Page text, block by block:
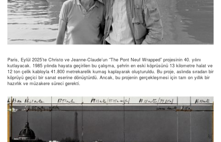
Paris, Eylül 2025’te Christo ve Jeanne-Claude’un “The Pont Neuf Wrapped” projesinin 40. yılını
kutlayacak. 1985 yılında hayata geçirilen bu çalışma, şehrin en eski köprüsünü 13 kilometre halat ve
12 ton çelik kabloyla 41.800 metrekarelik kumaş kaplayarak oluşturuldu. Bu proje, aslında sıradan bir
köprüyü geçici bir sanat eserine dönüştürdü. Ancak, bu projenin gerçekleşmesi için tam on yıllık bir
hazırlık ve müzakere süreci gerekti.